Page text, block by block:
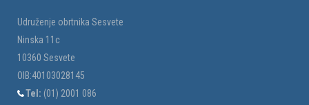
Udruženje obrtnika Sesvete
Ninska 11c
10360 Sesvete
OIB:40103028145
Tel: (01) 2001 086